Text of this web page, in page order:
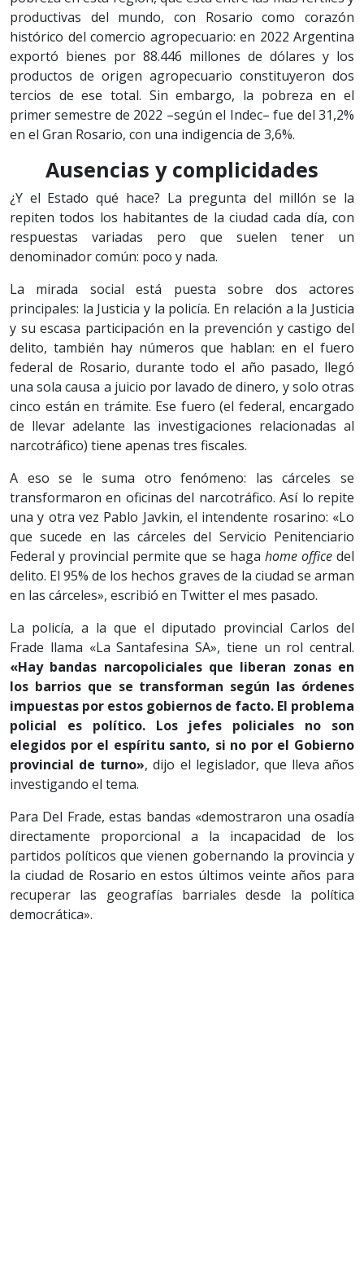
productivas del mundo, con Rosario como corazón
histórico del comercio agropecuario: en 2022 Argentina
exportó bienes por 88.446 millones de dólares y los
productos de origen agropecuario constituyeron dos
tercios de ese total. Sin embargo, la pobreza en el
primer semestre de 2022 –según el Indec– fue del 31,2%
en el Gran Rosario, con una indigencia de 3,6%.
Ausencias y complicidades
¿Y el Estado qué hace? La pregunta del millón se la
repiten todos los habitantes de la ciudad cada día, con
respuestas variadas pero que suelen tener un
denominador común: poco y nada.
La mirada social está puesta sobre dos actores
principales: la Justicia y la policía. En relación a la Justicia
y su escasa participación en la prevención y castigo del
delito, también hay números que hablan: en el fuero
federal de Rosario, durante todo el año pasado, llegó
una sola causa a juicio por lavado de dinero, y solo otras
cinco están en trámite. Ese fuero (el federal, encargado
de llevar adelante las investigaciones relacionadas al
narcotráfico) tiene apenas tres fiscales.
A eso se le suma otro fenómeno: las cárceles se
transformaron en oficinas del narcotráfico. Así lo repite
una y otra vez Pablo Javkin, el intendente rosarino: «Lo
que sucede en las cárceles del Servicio Penitenciario
Federal y provincial permite que se haga home officedel
delito. El 95% de los hechos graves de la ciudad se arman
en las cárceles», escribió en Twitter el mes pasado.
La policía, a la que el diputado provincial Carlos del
Frade llama «La Santafesina SA», tiene un rol central.
«Hay bandas narcopoliciales que liberan zonas en
los barrios que se transforman según las órdenes
impuestas por estos gobiernos de facto. El problema
policial es político. Los jefes policiales no son
elegidos por el espíritu santo, si no por el Gobierno
provincial de turno», dijo el legislador, que lleva años
investigando el tema.
Para Del Frade, estas bandas «demostraron una osadía
directamente proporcional a la incapacidad de los
partidos políticos que vienen gobernando la provincia y
la ciudad de Rosario en estos últimos veinte años para
recuperar las geografías barriales desde la política
democrática».